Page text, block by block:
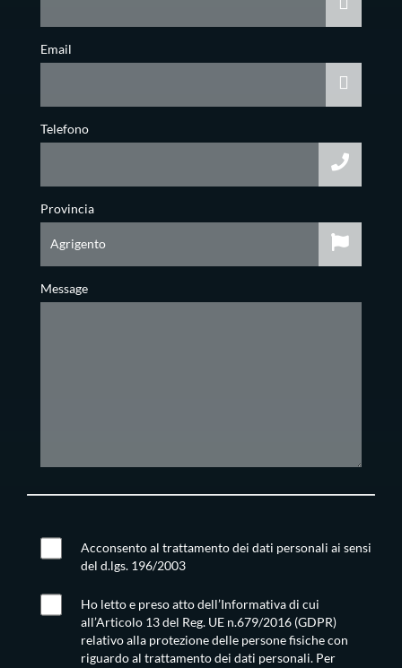
Email
Telefono
Provincia
Message
Acconsento al trattamento dei dati personali ai sensi
del d.lgs. 196/2003
Ho letto e preso atto dell’Informativa di cui
all’Articolo 13 del Reg. UE n.679/2016 (GDPR)
relativo alla protezione delle persone fisiche con
riguardo al trattamento dei dati personali. Per